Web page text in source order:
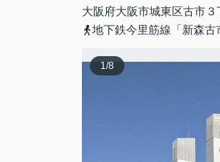
大阪府大阪市城東区古市
地下鉄今里筋線「新森古
1/8